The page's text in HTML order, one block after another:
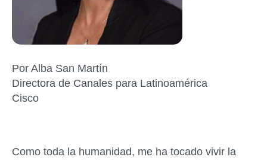
Por Alba San Martín
Directora de Canales para Latinoamérica
Cisco
Como toda la humanidad, me ha tocado vivir la